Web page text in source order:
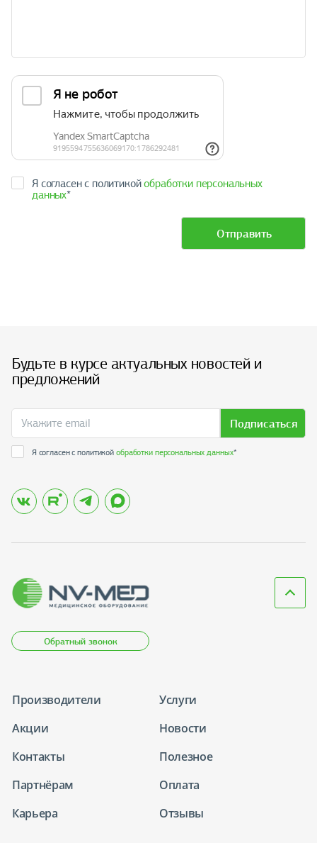
Я согласен с политикойобработки персональных
данных*
Отправить
Будьте в курсе актуальных новостей и
предложений
Подписаться
Я согласен с политикойобработки персональных данных*
Обратный звонок
Производители
Услуги
Акции
Новости
Контакты
Полезное
Партнёрам
Оплата
Карьера
Отзывы